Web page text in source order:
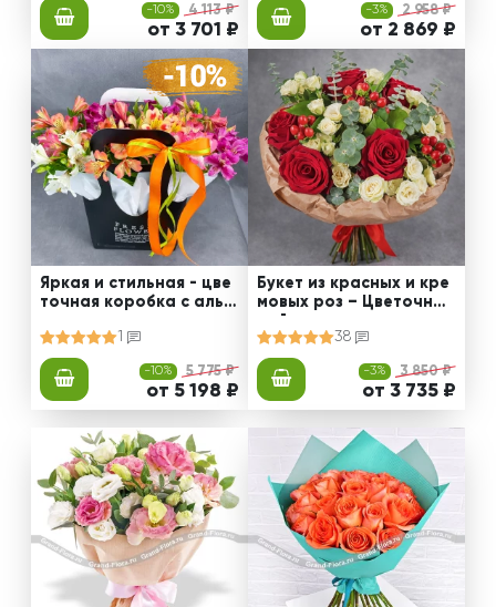
-10% 4 113 ₽
от 3 701 ₽
-3% 2 958 ₽
от 2 869 ₽
Яркая и стильная - цве
точная коробка с альс
1
-10% 5 775 ₽
от 5 198 ₽
Букет из красных и кре
мовых роз – Цветочный
38
-3% 3 850 ₽
от 3 735 ₽